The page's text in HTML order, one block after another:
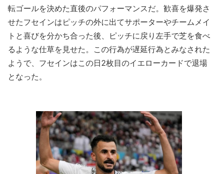
転ゴールを決めた直後のパフォーマンスだ。歓喜を爆発さ
せたフセインはピッチの外に出てサポーターやチームメイ
トと喜びを分かち合った後、ピッチに戻り左手で芝を食べ
るような仕草を見せた。この行為が遅延行為とみなされた
ようで、フセインはこの日2枚目のイエローカードで退場
となった。